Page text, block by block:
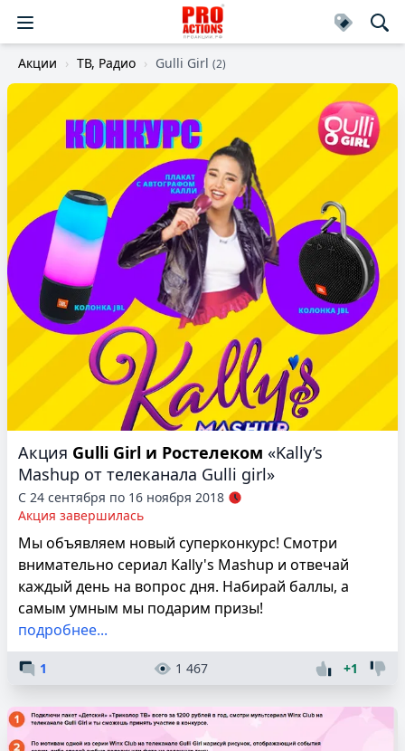
Акции ТВ, Радио Gulli Girl (2)
Акция Gulli Girl и Ростелеком «Kally’s
Mashup от телеканала Gulli girl»
С 24 сентября по 16 ноября 2018
Акция завершилась
Мы объявляем новый суперконкурс! Смотри
внимательно сериал Kally's Mashup и отвечай
каждый день на вопрос дня. Набирай баллы, а
самым умным мы подарим призы!
подробнее...
1 1 467 +1